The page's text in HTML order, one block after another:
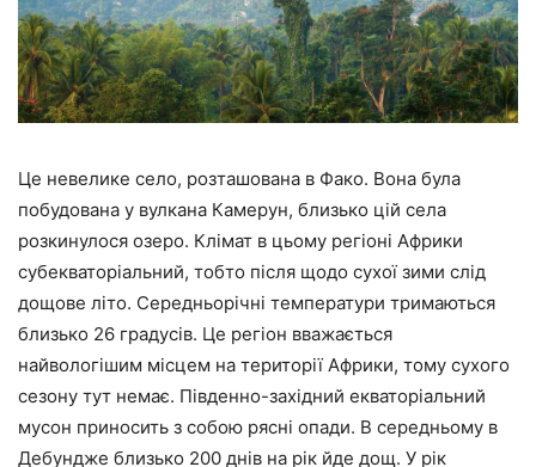
Це невелике село, розташована в Фако. Вона була
побудована у вулкана Камерун, близько цій села
розкинулося озеро. Клімат в цьому регіоні Африки
субекваторіальний, тобто після щодо сухої зими слід
дощове літо. Середньорічні температури тримаються
близько 26 градусів. Це регіон вважається
найвологішим місцем на території Африки, тому сухого
сезону тут немає. Південно-західний екваторіальний
мусон приносить з собою рясні опади. В середньому в
Дебундже близько 200 днів на рік йде дощ. У рік